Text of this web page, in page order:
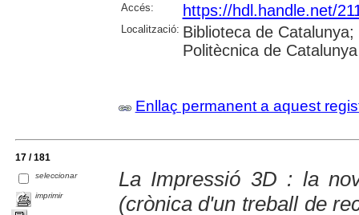
Accés: https://hdl.handle.net/
Localització: Biblioteca de
Politècnica de Catalunya
Enllaç permanent a aquest
17 / 181
seleccionar
imprimir
La Impressió 3D : la
(crònica d'un treball de